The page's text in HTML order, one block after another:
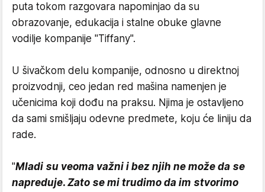
puta tokom razgovara napominjao da su
obrazovanje, edukacija i stalne obuke glavne
vodilje kompanije "Tiffany".
U šivačkom delu kompanije, odnosno u direktnoj
proizvodnji, ceo jedan red mašina namenjen je
učenicima koji dođu na praksu. Njima je ostavljeno
da sami smišljaju odevne predmete, koju će liniju da
rade.
"Mladi su veoma važni i bez njih ne može da se
napreduje. Zato se mi trudimo da im stvorimo